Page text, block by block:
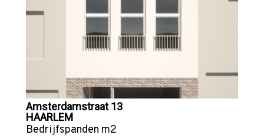
Amsterdamstraat 13
HAARLEM
Bedrijfspanden m2